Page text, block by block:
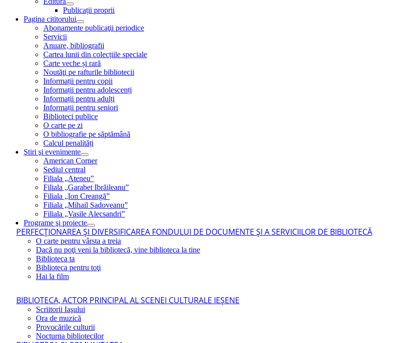
Publicații proprii
Pagina cititorului
Abonamente publicaţii periodice
Servicii
Anuare, bibliografii
Cartea lunii din colecțiile speciale
Carte veche și rară
Noutăţi pe rafturile bibliotecii
Informații pentru copii
Informații pentru adolescenți
Informații pentru adulți
Informații pentru seniori
Biblioteci publice
O carte pe zi
O bibliografie pe săptămână
Calcul penalități
Ştiri şi evenimente
American Corner
Sediul central
Filiala „Ateneu”
Filiala „Garabet Ibrăileanu”
Filiala „Ion Creangă”
Filiala „Mihail Sadoveanu”
Filiala „Vasile Alecsandri”
Programe şi proiecte
PERFECŢIONAREA ŞI DIVERSIFICAREA FONDULUI DE DOCUMENTE ŞI A SERVICIILOR DE BIBLIOTECĂ
O carte pentru vârsta a treia
Dacă nu poţi veni la bibliotecă, vine biblioteca la tine
Biblioteca ta
Biblioteca pentru toţi
Hai la film
BIBLIOTECA, ACTOR PRINCIPAL AL SCENEI CULTURALE IEŞENE
Scriitorii Iaşului
Ora de muzică
Provocările culturii
Nocturna bibliotecilor